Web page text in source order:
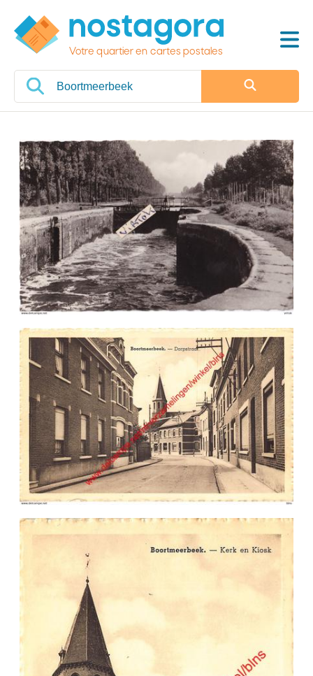
Votre quartier en cartes postales